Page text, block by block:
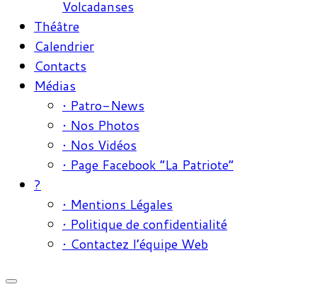
Volcadanses
Théâtre
Calendrier
Contacts
Médias
• Patro-News
• Nos Photos
• Nos Vidéos
• Page Facebook “La Patriote”
?
• Mentions Légales
• Politique de confidentialité
• Contactez l’équipe Web